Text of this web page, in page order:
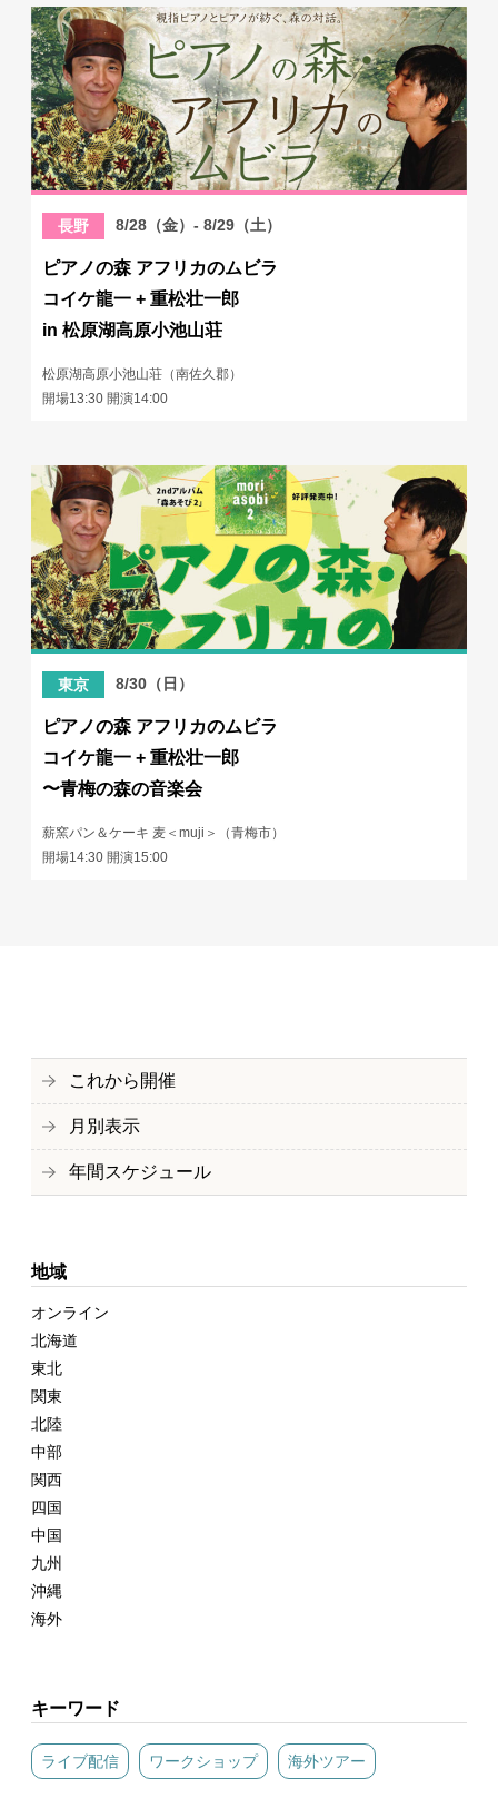
長野 8/28（金）- 8/29（土）
ピアノの森 アフリカのムビラ
コイケ龍一 + 重松壮一郎
in 松原湖高原小池山荘
松原湖高原小池山荘（南佐久郡）
開場13:30 開演14:00
東京 8/30（日）
ピアノの森 アフリカのムビラ
コイケ龍一 + 重松壮一郎
〜青梅の森の音楽会
薪窯パン＆ケーキ 麦＜muji＞（青梅市）
開場14:30 開演15:00
これから開催
月別表示
年間スケジュール
地域
オンライン
北海道
東北
関東
北陸
中部
関西
四国
中国
九州
沖縄
海外
キーワード
ライブ配信 ワークショップ 海外ツアー